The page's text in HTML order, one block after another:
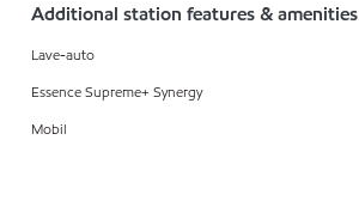
Additional station features & amenities
Lave-auto
Essence Supreme+ Synergy
Mobil